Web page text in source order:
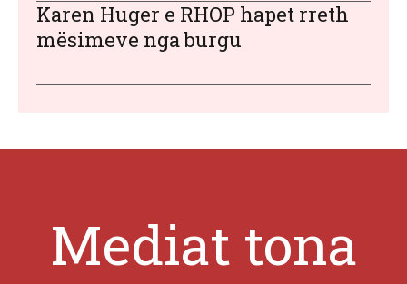
Karen Huger e RHOP hapet rreth
mësimeve nga burgu
Mediat tona